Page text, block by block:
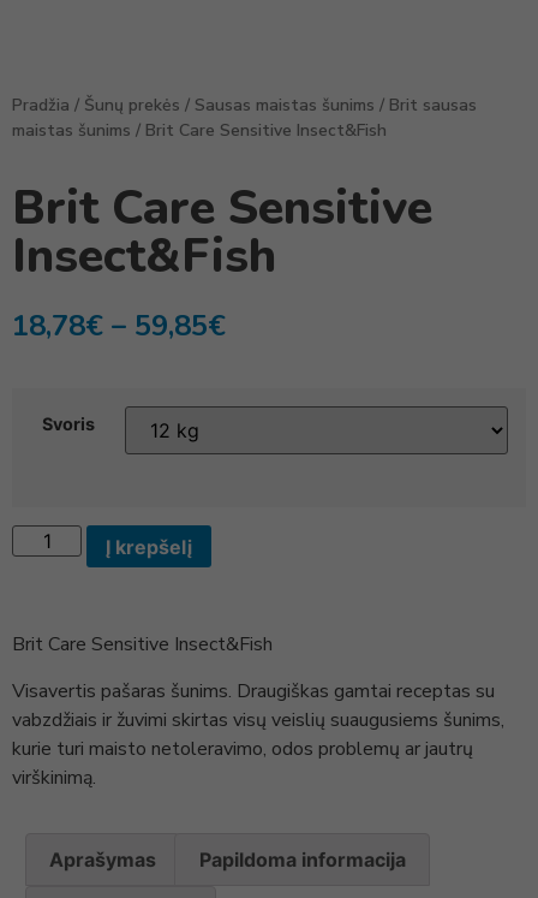
Pradžia / Šunų prekės / Sausas maistas šunims / Brit sausas
maistas šunims / Brit Care Sensitive Insect&Fish
Brit Care Sensitive
Insect&Fish
18,78€ – 59,85€
Svoris
Į krepšelį
Brit Care Sensitive Insect&Fish
Visavertis pašaras šunims. Draugiškas gamtai receptas su
vabzdžiais ir žuvimi skirtas visų veislių suaugusiems šunims,
kurie turi maisto netoleravimo, odos problemų ar jautrų
virškinimą.
Aprašymas Papildoma informacija